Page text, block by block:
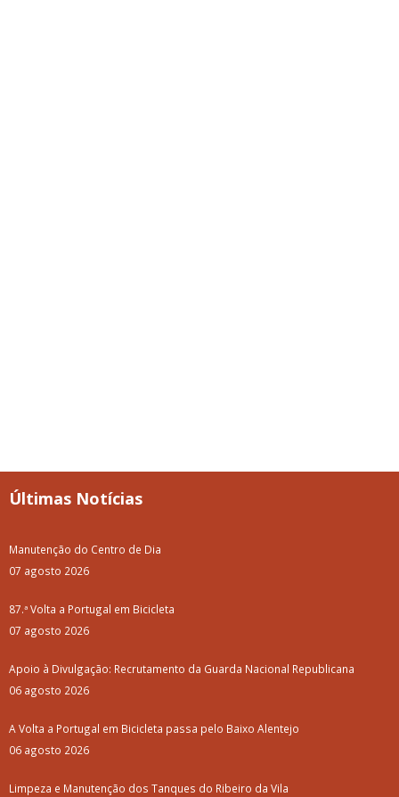
Últimas Notícias
Manutenção do Centro de Dia
07 agosto 2026
87.ª Volta a Portugal em Bicicleta
07 agosto 2026
Apoio à Divulgação: Recrutamento da Guarda Nacional Republicana
06 agosto 2026
A Volta a Portugal em Bicicleta passa pelo Baixo Alentejo
06 agosto 2026
Limpeza e Manutenção dos Tanques do Ribeiro da Vila